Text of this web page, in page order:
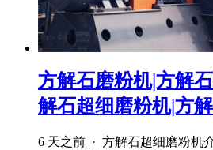
方解石磨粉机|方解
解石超细磨粉机|方
6 天之前 · 方解石超细磨粉机